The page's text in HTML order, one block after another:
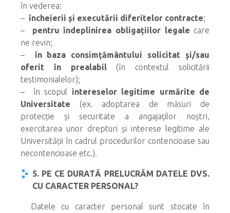
în vederea:
– încheierii și executării diferitelor contracte;
– pentru îndeplinirea obligațiilor legale care
ne revin;
– în baza consimțământului solicitat și/sau
oferit în prealabil(în contextul solicitării
testimonialelor);
– în scopul intereselor legitime urmărite de
Universitate (ex. adoptarea de măsuri de
protecție și securitate a angajaților noștri,
exercitarea unor drepturi și interese legitime ale
Universității în cadrul procedurilor contencioase sau
necontencioase etc.).
5. PE CE DURATĂ PRELUCRĂM DATELE DVS.
CU CARACTER PERSONAL?
Datele cu caracter personal sunt stocate în